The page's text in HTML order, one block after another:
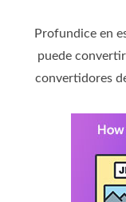
Profundice en
puede
convertidores